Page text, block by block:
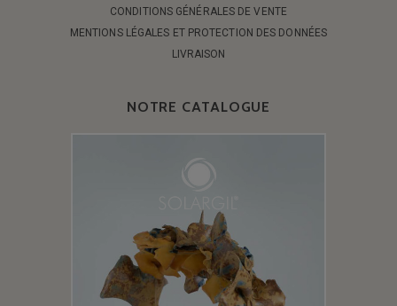
CONDITIONS GÉNÉRALES DE VENTE
MENTIONS LÉGALES ET PROTECTION DES DONNÉES
LIVRAISON
NOTRE CATALOGUE